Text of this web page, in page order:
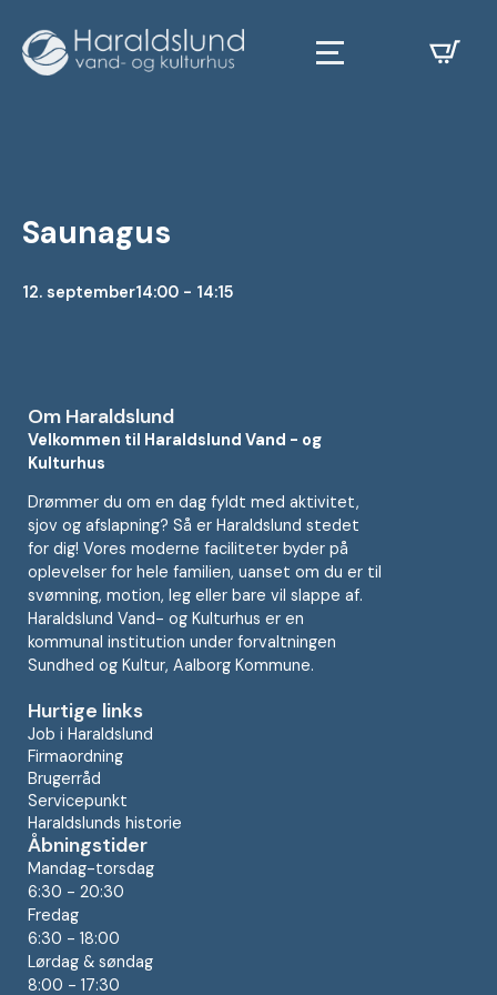
Saunagus
12. september14:00 - 14:15
Om Haraldslund
Velkommen til Haraldslund Vand - og
Kulturhus
Drømmer du om en dag fyldt med aktivitet,
sjov og afslapning? Så er Haraldslund stedet
for dig! Vores moderne faciliteter byder på
oplevelser for hele familien, uanset om du er til
svømning, motion, leg eller bare vil slappe af.
Haraldslund Vand- og Kulturhus er en
kommunal institution under forvaltningen
Sundhed og Kultur, Aalborg Kommune.
Hurtige links
Job i Haraldslund
Firmaordning
Brugerråd
Servicepunkt
Haraldslunds historie
Åbningstider
Mandag-torsdag
6:30 - 20:30
Fredag
6:30 - 18:00
Lørdag & søndag
8:00 - 17:30